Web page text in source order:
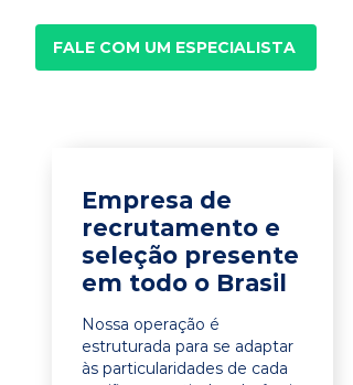
FALE COM UM ESPECIALISTA
Empresa de
recrutamento e
seleção presente
em todo o Brasil
Nossa operação é
estruturada para se adaptar
às particularidades de cada